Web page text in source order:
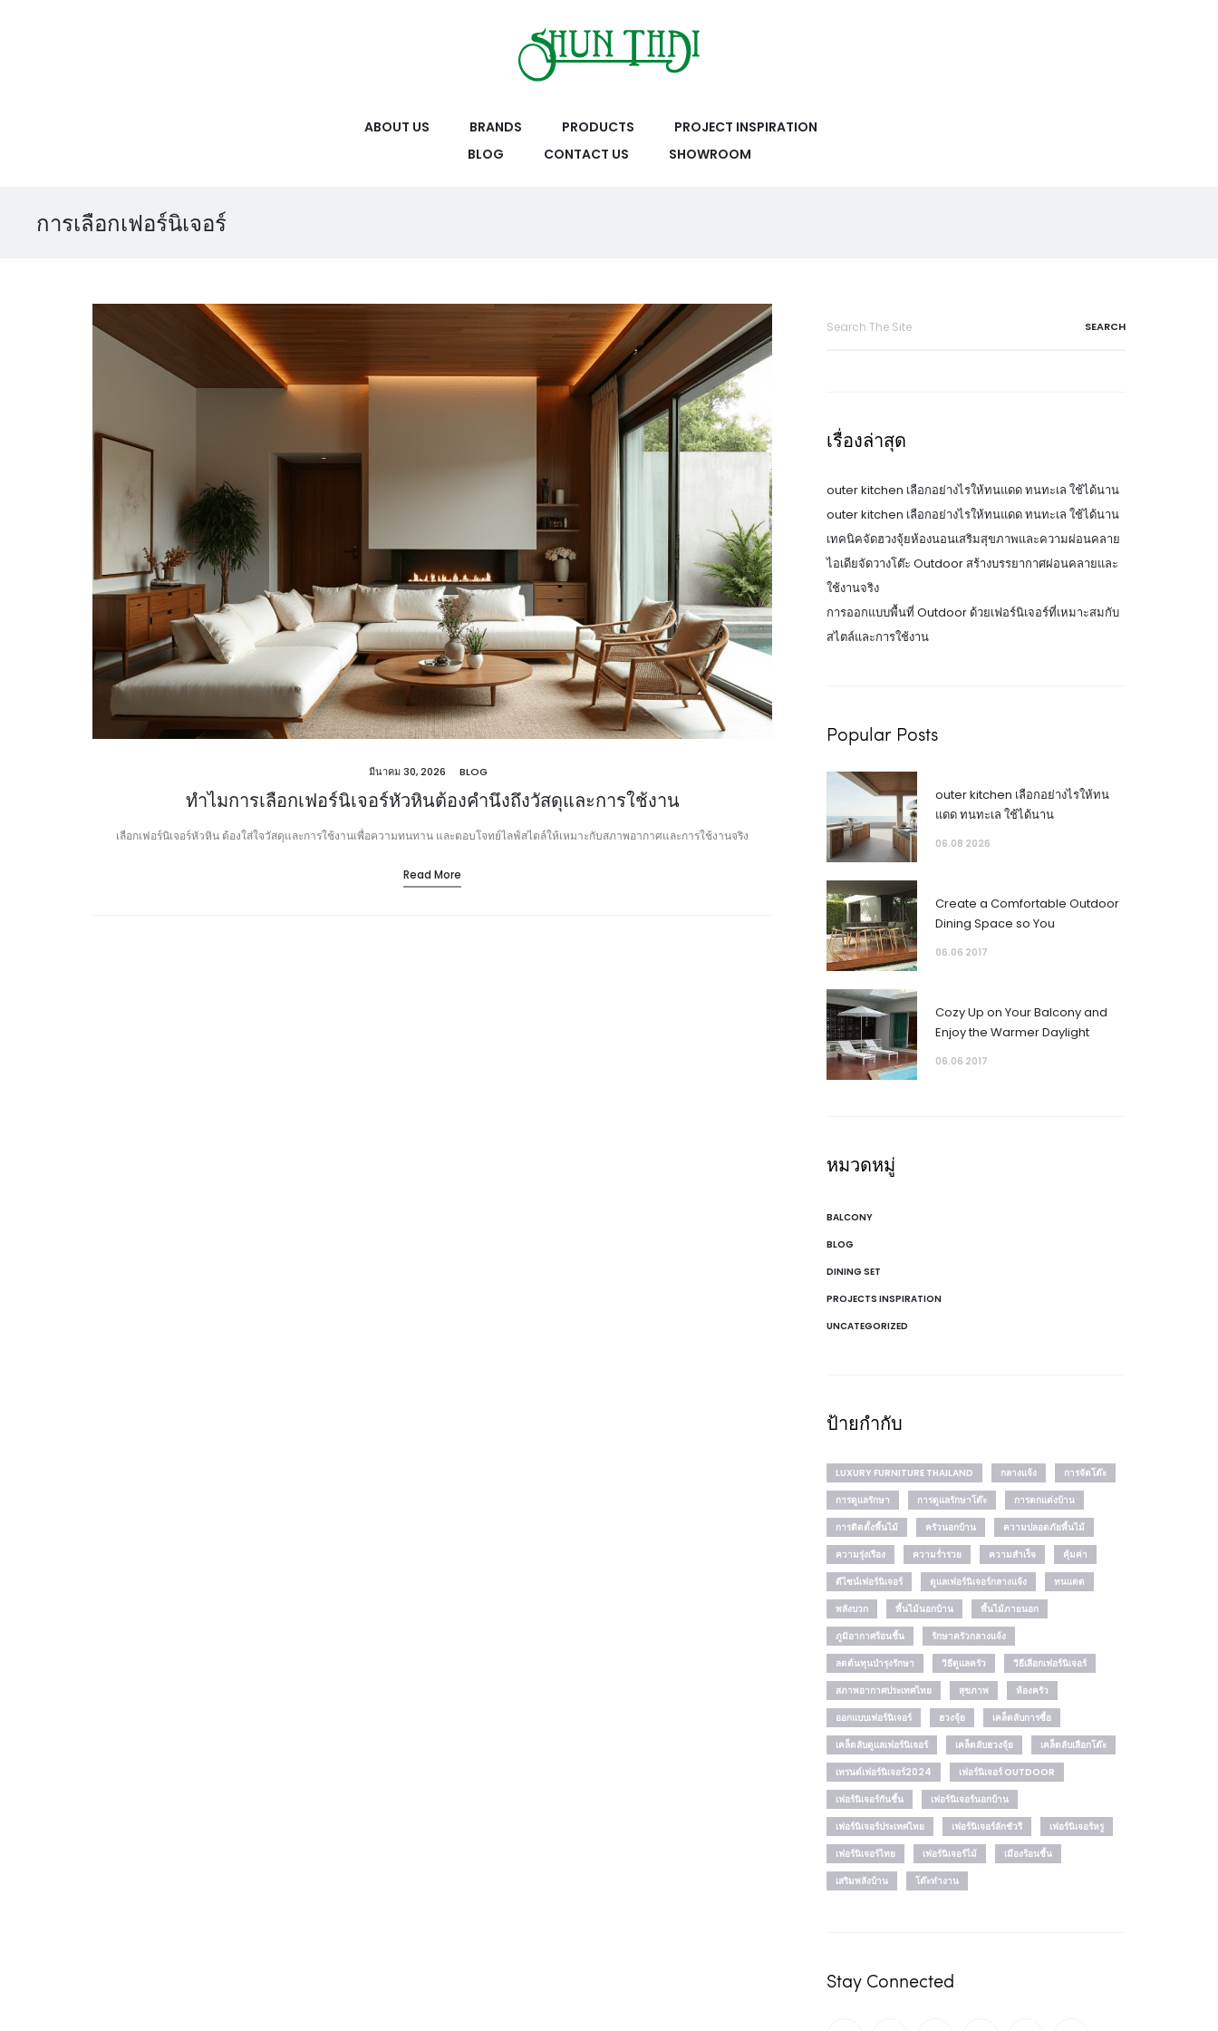
ABOUT US BRANDS PRODUCTS
PROJECT INSPIRATION
BLOG
CONTACT US SHOWROOM
การเลือกเฟอร์นิเจอร์
มีนาคม 30, 2026 BLOG
ทำไมการเลือกเฟอร์นิเจอร์หัวหินต้องคำนึงถึงวัสดุและการใช้งาน
เลือกเฟอร์นิเจอร์หัวหิน ต้องใส่ใจวัสดุและการใช้งานเพื่อความทนทาน และตอบโจทย์ไลฟ์สไตล์ให้เหมาะกับสภาพอากาศและการใช้งานจริง
Read More
เรื่องล่าสุด
outer kitchen เลือกอย่างไรให้ทนแดด ทนทะเล ใช้ได้นาน
outer kitchen เลือกอย่างไรให้ทนแดด ทนทะเล ใช้ได้นาน
เทคนิคจัดฮวงจุ้ยห้องนอนเสริมสุขภาพและความผ่อนคลาย
ไอเดียจัดวางโต๊ะ Outdoor สร้างบรรยากาศผ่อนคลายและ
ใช้งานจริง
การออกแบบพื้นที่ Outdoor ด้วยเฟอร์นิเจอร์ที่เหมาะสมกับ
สไตล์และการใช้งาน
Popular Posts
outer kitchen เลือกอย่างไรให้ทน
แดด ทนทะเล ใช้ได้นาน
06.08 2026
Create a Comfortable Outdoor
Dining Space so You
06.06 2017
Cozy Up on Your Balcony and
Enjoy the Warmer Daylight
06.06 2017
หมวดหมู่
BALCONY
BLOG
DINING SET
PROJECTS INSPIRATION
UNCATEGORIZED
ป้ายกำกับ
LUXURY FURNITURE THAILAND กลางแจ้ง
การจัดโต๊ะ
การดูแลรักษา
การดูแลรักษาโต๊ะ
การตกแต่งบ้าน
การติดตั้งพื้นไม้
ครัวนอกบ้าน
ความปลอดภัยพื้นไม้
ความรุ่งเรือง
ความร่ำรวย ความสำเร็จ
คุ้มค่า
ดีไซน์เฟอร์นิเจอร์
ดูแลเฟอร์นิเจอร์กลางแจ้ง
ทนแดด
พลังบวก
พื้นไม้นอกบ้าน
พื้นไม้ภายนอก
ภูมิอากาศร้อนชื้น
รักษาครัวกลางแจ้ง
ลดต้นทุนบำรุงรักษา
วิธีดูแลครัว
วิธีเลือกเฟอร์นิเจอร์
สภาพอากาศประเทศไทย
สุขภาพ
ห้องครัว
ออกแบบเฟอร์นิเจอร์
ฮวงจุ้ย
เคล็ดลับการซื้อ
เคล็ดลับดูแลเฟอร์นิเจอร์
เคล็ดลับฮวงจุ้ย
เคล็ดลับเลือกโต๊ะ
เทรนด์เฟอร์นิเจอร์2024
เฟอร์นิเจอร์ OUTDOOR
เฟอร์นิเจอร์กันชื้น
เฟอร์นิเจอร์นอกบ้าน
เฟอร์นิเจอร์ประเทศไทย
เฟอร์นิเจอร์ลักชัวรี
เฟอร์นิเจอร์หรู
เฟอร์นิเจอร์ไทย
เฟอร์นิเจอร์ไม้
เมืองร้อนชื้น
เสริมพลังบ้าน
โต๊ะทำงาน
Stay Connected